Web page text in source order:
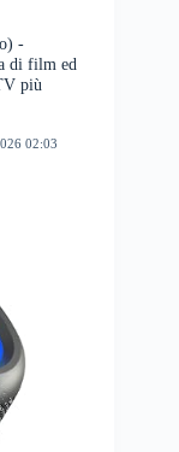
-
di film ed
più
02:03